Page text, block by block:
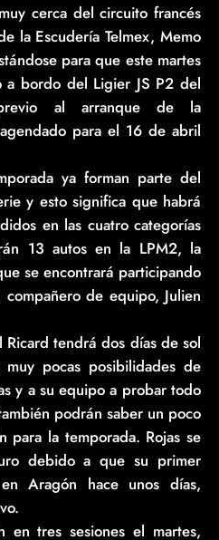
cerca del circuito francés
la Escudería Telmex, Memo
para que este martes
a bordo del Ligier JS P2 del
al arranque de la
para el 16 de abril
ya forman parte del
y esto significa que habrá
en las cuatro categorías
13 autos en la LPM2, la
se encontrará participando
de equipo, Julien
Ricard tendrá dos días de sol
pocas posibilidades de
y a su equipo a probar todo
podrán saber un poco
para la temporada. Rojas se
debido a que su primer
Aragón hace unos días,
en tres sesiones el martes,